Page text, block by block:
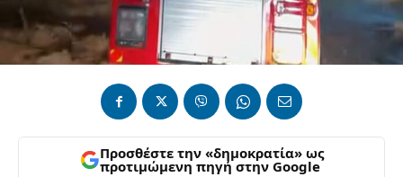
Προσθέστε την «δημοκρατία» ως
προτιμώμενη πηγή στην Google